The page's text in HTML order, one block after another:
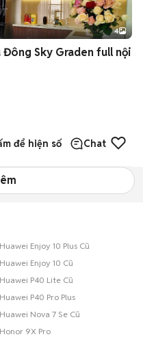
4
Đông Sky Graden full nội
để hiện số Chat
Huawei Enjoy 10 Plus Cũ
Huawei Enjoy 10 Cũ
Huawei P40 Lite Cũ
Huawei P40 Pro Plus
Huawei Nova 7 Se Cũ
Honor 9X Pro